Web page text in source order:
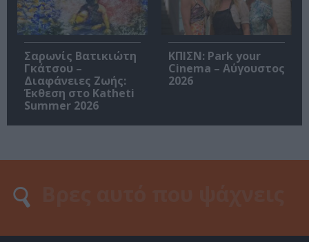
Σαρωνίς Βατικιώτη
Γκάτσου –
Διαφάνειες Ζωής:
Έκθεση στο Katheti
Summer 2026
ΚΠΙΣΝ: Park your
Cinema – Αύγουστος
2026